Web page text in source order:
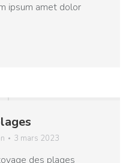
ipsum amet dolor
3 mars 2023
des plages